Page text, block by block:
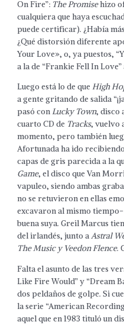
On Fire”: The Promisehizo
cualquiera que haya
puede certificar). ¿Había
¿Qué distorsión diferente
Your Love», o, ya puestos,
a la de “Frankie Fell In
Luego está lo de queHigh
a gente gritando de salida
pasó conLucky Town, disco
cuarto CD de Tracks, vuelvo
momento, pero también
Afortunada ha ido
capas de gris parecida a la
Game, el disco que Van
vapuleo, siendo ambas
no se retuvieron en ellas
excavaron al mismo
buena suya. Greil Marcus
del irlandés, junto aAstral
The Music y Veedon Flence.
Falta el asunto de las tres
Like Fire Would” y “Dream
dos peldaños de golpe. Si
la serie “American
aquel que en 1983 tituló un